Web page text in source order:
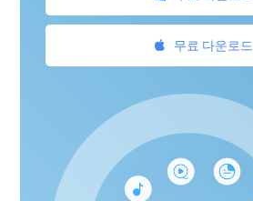
무료 다운로드